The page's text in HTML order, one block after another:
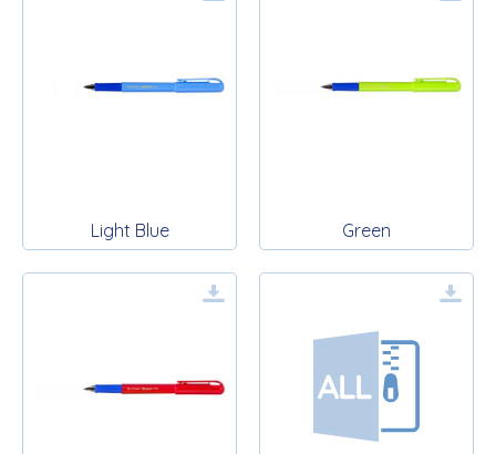
Light Blue Green